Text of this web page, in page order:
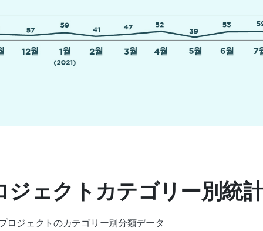
ジェクトカテゴリー別統
ロジェクトのカテゴリー別分類データ